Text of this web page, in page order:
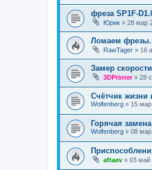
фреза SP1F-
Юрик » 28 мар
Ломаем
RawTager » 16
Замер
3DPrinter» 28
Счëтчик жизни
Wolfenberg » 15
Горячая
Wolfenberg » 08 мар
aftaev » 03 май